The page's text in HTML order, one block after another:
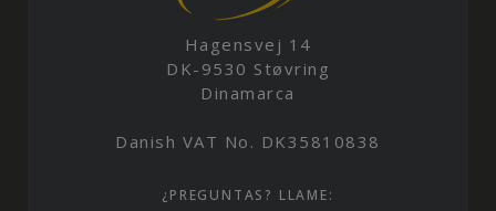
Hagensvej 14
DK-9530 Støvring
Dinamarca
Danish VAT No. DK35810838
¿PREGUNTAS? LLAME: